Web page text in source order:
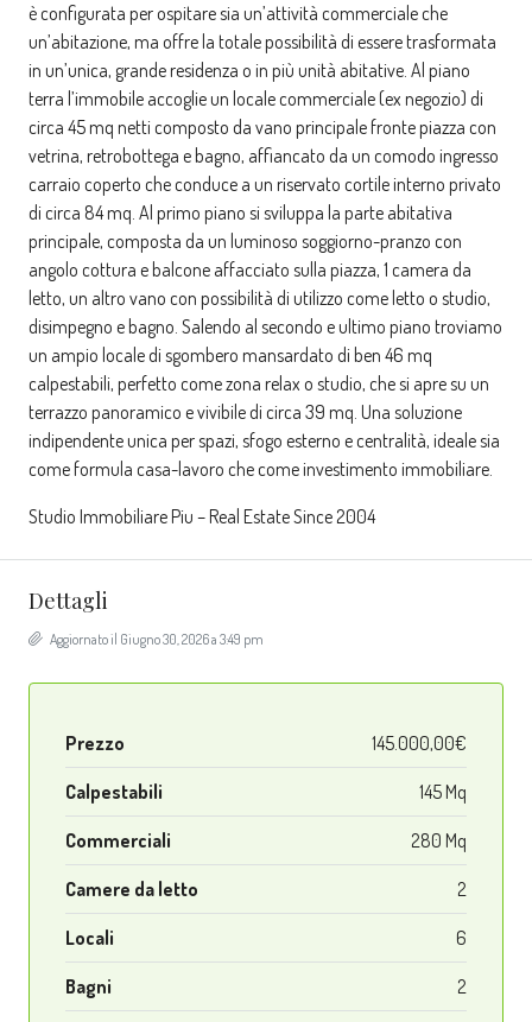
è configurata per ospitare sia un’attività commerciale che
un’abitazione, ma offre la totale possibilità di essere trasformata
in un’unica, grande residenza o in più unità abitative. Al piano
terra l’immobile accoglie un locale commerciale (ex negozio) di
circa 45 mq netti composto da vano principale fronte piazza con
vetrina, retrobottega e bagno, affiancato da un comodo ingresso
carraio coperto che conduce a un riservato cortile interno privato
di circa 84 mq. Al primo piano si sviluppa la parte abitativa
principale, composta da un luminoso soggiorno-pranzo con
angolo cottura e balcone affacciato sulla piazza, 1 camera da
letto, un altro vano con possibilità di utilizzo come letto o studio,
disimpegno e bagno. Salendo al secondo e ultimo piano troviamo
un ampio locale di sgombero mansardato di ben 46 mq
calpestabili, perfetto come zona relax o studio, che si apre su un
terrazzo panoramico e vivibile di circa 39 mq. Una soluzione
indipendente unica per spazi, sfogo esterno e centralità, ideale sia
come formula casa-lavoro che come investimento immobiliare.
Studio Immobiliare Piu – Real Estate Since 2004
Dettagli
Aggiornato il Giugno 30, 2026 a 3:49 pm
Prezzo 145.000,00€
Calpestabili 145 Mq
Commerciali 280 Mq
Camere da letto 2
Locali 6
Bagni 2